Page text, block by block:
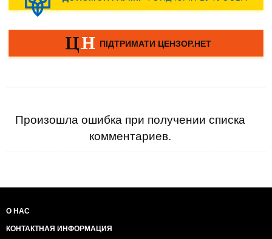
Произошла ошибка при получении списка
комментариев.
О НАС
КОНТАКТНАЯ ИНФОРМАЦИЯ